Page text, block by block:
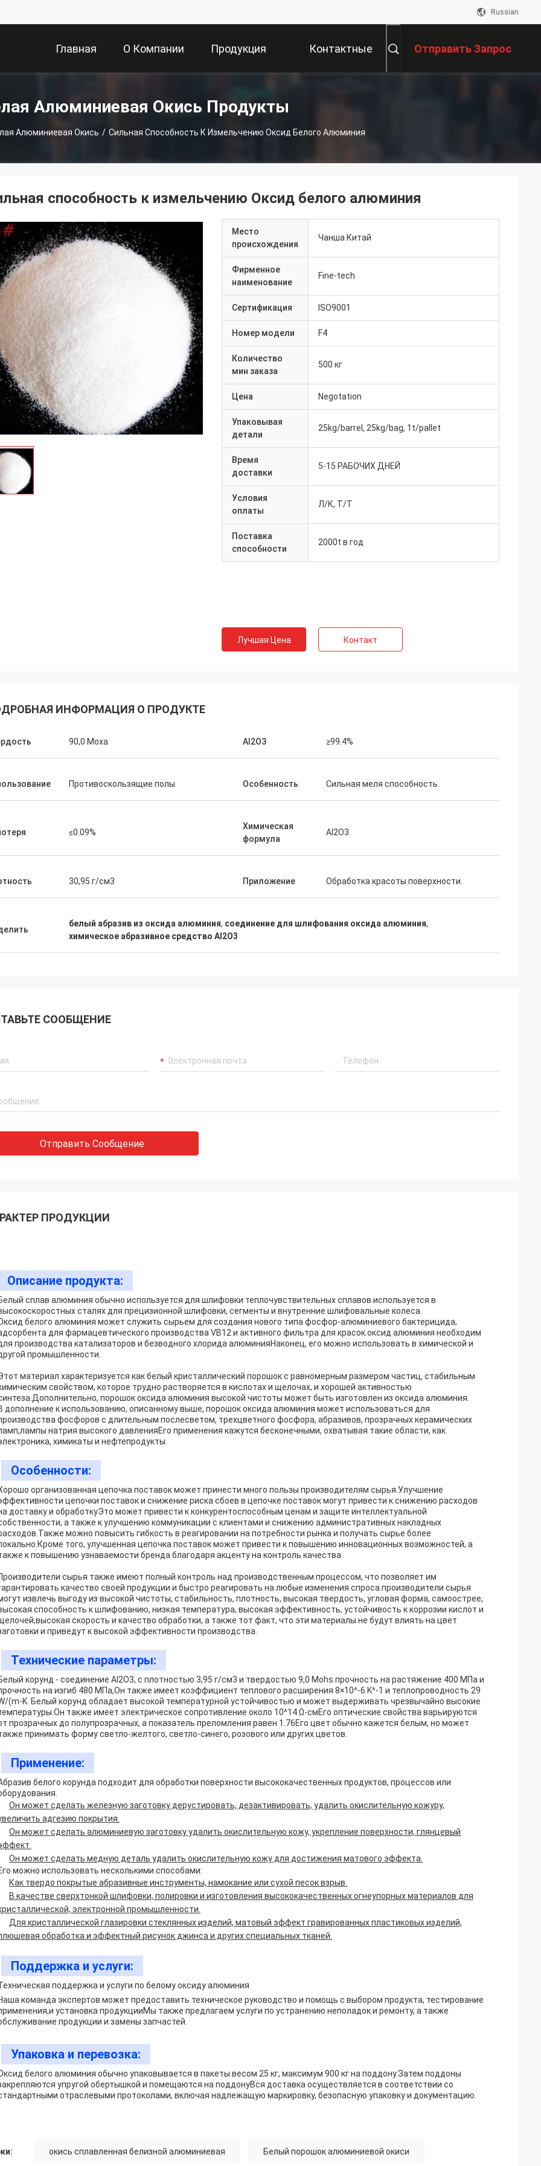
Russian
Главная О Компании Продукция Контактные Отправить Запрос
Алюминиевая Окись Продукты
Алюминиевая Окись / Сильная Способность К Измельчению Оксид Белого Алюминия
способность к измельчению Оксид белого алюминия
Место
происхождения
Чанша Китай
Фирменное
наименование
Fine-tech
Сертификация ISO9001
Номер модели F4
Количество
мин заказа
500 кг
Цена Negotation
Упаковывая
детали
25kg/barrel, 25kg/bag, 1t/pallet
Время
доставки
5-15 РАБОЧИХ ДНЕЙ
Условия
оплаты
Л/К, Т/Т
Поставка
способности
2000t в год
Лучшая Цена Контакт
ИНФОРМАЦИЯ О ПРОДУКТЕ
90,0 Моха Al2O3 ≥99.4%
Противоскользящие полы Особенность Сильная меля способность
≤0.09%
Химическая
формула
Al2O3
30,95 г/см3 Приложение Обработка красоты поверхности.
белый абразив из оксида алюминия, соединение для шлифования оксида алюминия,
химическое абразивное средство Al2O3
СООБЩЕНИЕ
Отправить Сообщение
ПРОДУКЦИИ
Описание продукта:
сплав алюминия обычно используется для шлифовки теплочувствительных сплавов.используется в
сталях для прецизионной шлифовки, сегменты и внутренние шлифовальные колеса.
белого алюминия может служить сырьем для создания нового типа фосфор-алюминиевого бактерицида,
для фармацевтического производства VB12 и активного фильтра для красок.оксид алюминия необходим
производства катализаторов и безводного хлорида алюминияНаконец, его можно использовать в химической и
промышленности.
материал характеризуется как белый кристаллический порошок с равномерным размером частиц, стабильным
свойством, которое трудно растворяется в кислотах и щелочах, и хорошей активностью
порошок оксида алюминия высокой чистоты может быть изготовлен из оксида алюминия.
дополнение к использованию, описанному выше, порошок оксида алюминия может использоваться для
фосфоров с длительным послесветом, трехцветного фосфора, абразивов, прозрачных керамических
натрия высокого давленияЕго применения кажутся бесконечными, охватывая такие области, как
химикаты и нефтепродукты.
Особенности:
организованная цепочка поставок может принести много пользы производителям сырья.Улучшение
цепочки поставок и снижение риска сбоев в цепочке поставок могут привести к снижению расходов
доставку и обработкуЭто может привести к конкурентоспособным ценам и защите интеллектуальной
а также к улучшению коммуникации с клиентами и снижению административных накладных
можно повысить гибкость в реагировании на потребности рынка и получать сырье более
того, улучшенная цепочка поставок может привести к повышению инновационных возможностей, а
к повышению узнаваемости бренда благодаря акценту на контроль качества.
сырья также имеют полный контроль над производственным процессом, что позволяет им
качество своей продукции и быстро реагировать на любые изменения спроса.производители сырья
извлечь выгоду из высокой чистоты, стабильность, плотность, высокая твердость, угловая форма, самоострее,
способность к шлифованию, низкая температура, высокая эффективность, устойчивость к коррозии кислот и
скорость и качество обработки, а также тот факт, что эти материалы не будут влиять на цвет
и приведут к высокой эффективности производства.
Технические параметры:
корунд - соединение Al2O3, с плотностью 3,95 г/см3 и твердостью 9,0 Mohs.прочность на растяжение 400 МПа и
на изгиб 480 МПа,Он также имеет коэффициент теплового расширения 8×10^-6 K^-1 и теплопроводность 29
(m-K. Белый корунд обладает высокой температурной устойчивостью и может выдерживать чрезвычайно высокие
также имеет электрическое сопротивление около 10^14 Ω-смЕго оптические свойства варьируются
прозрачных до полупрозрачных, а показатель преломления равен 1.76Его цвет обычно кажется белым, но может
принимать форму светло-желтого, светло-синего, розового или других цветов.
Применение:
белого корунда подходит для обработки поверхности высококачественных продуктов, процессов или
Он может сделать железную заготовку дерустировать, дезактивировать, удалить окислительную кожуру,
адгезию покрытия.
Он может сделать алюминиевую заготовку удалить окислительную кожу, укрепление поверхности, глянцевый
Он может сделать медную деталь удалить окислительную кожу для достижения матового эффекта.
можно использовать несколькими способами:
Как твердо покрытые абразивные инструменты, намокание или сухой песок взрыв.
В качестве сверхтонкой шлифовки, полировки и изготовления высококачественных огнеупорных материалов для
электронной промышленности.
Для кристаллической глазировки стеклянных изделий, матовый эффект гравированных пластиковых изделий,
обработка и эффектный рисунок джинса и других специальных тканей.
Поддержка и услуги:
поддержка и услуги по белому оксиду алюминия
команда экспертов может предоставить техническое руководство и помощь с выбором продукта, тестирование
установка продукцииМы также предлагаем услуги по устранению неполадок и ремонту, а также
продукции и замены запчастей.
Упаковка и перевозка:
белого алюминия обычно упаковывается в пакеты весом 25 кг, максимум 900 кг на поддону.Затем поддоны
упругой обертышкой и помещаются на поддонуВся доставка осуществляется в соответствии со
отраслевыми протоколами, включая надлежащую маркировку, безопасную упаковку и документацию.
окись сплавленная белизной алюминиевая Белый порошок алюминиевой окиси